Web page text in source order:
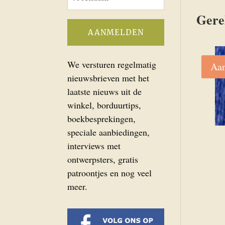
We versturen regelmatig
nieuwsbrieven met het
laatste nieuws uit de
winkel, borduurtips,
boekbesprekingen,
speciale aanbiedingen,
interviews met
ontwerpsters, gratis
patroontjes en nog veel
meer.